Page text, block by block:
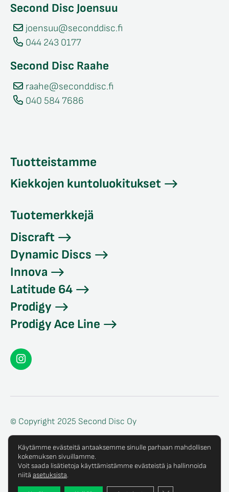
Second Disc Joensuu
joensuu@seconddisc.fi
044 243 0177
Second Disc Raahe
raahe@seconddisc.fi
040 584 7686
Tuotteistamme
Kiekkojen kuntoluokitukset
Tuotemerkkejä
Discraft
Dynamic Discs
Innova
Latitude 64
Prodigy
Prodigy Ace Line
Seconddisc
© Copyright 2025 Second Disc Oy
Tietosuojaseloste
Tilaus- ja toimitusehdot
Käytämme evästeitä antaaksemme sinulle parhaan mahdollisen
kokemuksen sivuillamme.
Voit saada lisätietoja käyttämistämme evästeistä ja hallinnoida
niitä asetuksista.